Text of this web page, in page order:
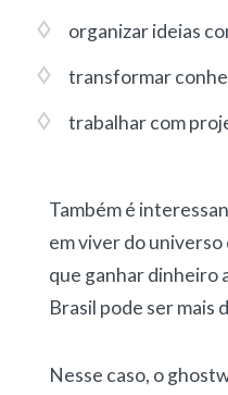
organizar ideias
transformar
trabalhar com
Também é
em viver do
que ganhar dinheiro
Brasil pode ser mais
Nesse caso, o